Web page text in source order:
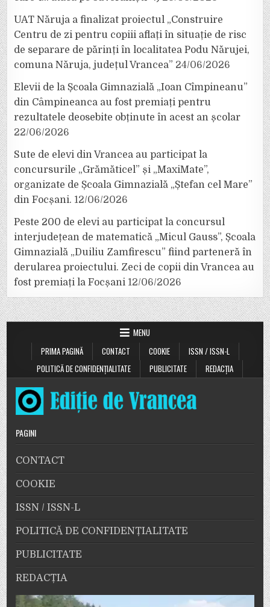
UAT Năruja a finalizat proiectul „Construire
Centru de zi pentru copiii aflați în situație de risc
de separare de părinți în localitatea Podu Nărujei,
comuna Năruja, județul Vrancea” 24/06/2026
Elevii de la Școala Gimnazială „Ioan Cîmpineanu”
din Câmpineanca au fost premiați pentru
rezultatele deosebite obținute în acest an școlar
22/06/2026
Sute de elevi din Vrancea au participat la
concursurile „Grămăticel” și „MaxiMate”,
organizate de Școala Gimnazială „Ștefan cel Mare”
din Focșani. 12/06/2026
Peste 200 de elevi au participat la concursul
interjudețean de matematică „Micul Gauss”, Școala
Gimnazială „Duiliu Zamfirescu” fiind parteneră în
derularea proiectului. Zeci de copii din Vrancea au
fost premiați la Focșani 12/06/2026
MENU
PRIMA PAGINĂ
CONTACT COOKIE
ISSN / ISSN-L
POLITICĂ DE CONFIDENȚIALITATE
PUBLICITATE REDACȚIA
PAGINI
CONTACT
COOKIE
ISSN / ISSN-L
POLITICĂ DE CONFIDENȚIALITATE
PUBLICITATE
REDACȚIA